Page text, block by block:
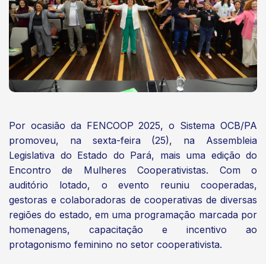
Por ocasião da FENCOOP 2025, o Sistema OCB/PA
promoveu, na sexta-feira (25), na Assembleia
Legislativa do Estado do Pará, mais uma edição do
Encontro de Mulheres Cooperativistas. Com o
auditório lotado, o evento reuniu cooperadas,
gestoras e colaboradoras de cooperativas de diversas
regiões do estado, em uma programação marcada por
homenagens, capacitação e incentivo ao
protagonismo feminino no setor cooperativista.